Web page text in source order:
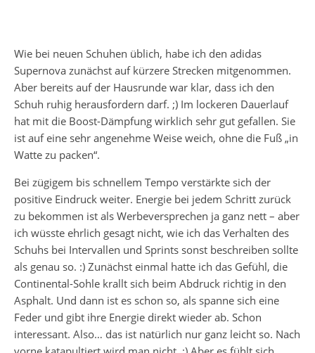
Wie bei neuen Schuhen üblich, habe ich den adidas
Supernova zunächst auf kürzere Strecken mitgenommen.
Aber bereits auf der Hausrunde war klar, dass ich den
Schuh ruhig herausfordern darf. ;) Im lockeren Dauerlauf
hat mit die Boost-Dämpfung wirklich sehr gut gefallen. Sie
ist auf eine sehr angenehme Weise weich, ohne die Fuß „in
Watte zu packen“.
Bei zügigem bis schnellem Tempo verstärkte sich der
positive Eindruck weiter. Energie bei jedem Schritt zurück
zu bekommen ist als Werbeversprechen ja ganz nett – aber
ich wüsste ehrlich gesagt nicht, wie ich das Verhalten des
Schuhs bei Intervallen und Sprints sonst beschreiben sollte
als genau so. :) Zunächst einmal hatte ich das Gefühl, die
Continental-Sohle krallt sich beim Abdruck richtig in den
Asphalt. Und dann ist es schon so, als spanne sich eine
Feder und gibt ihre Energie direkt wieder ab. Schon
interessant. Also… das ist natürlich nur ganz leicht so. Nach